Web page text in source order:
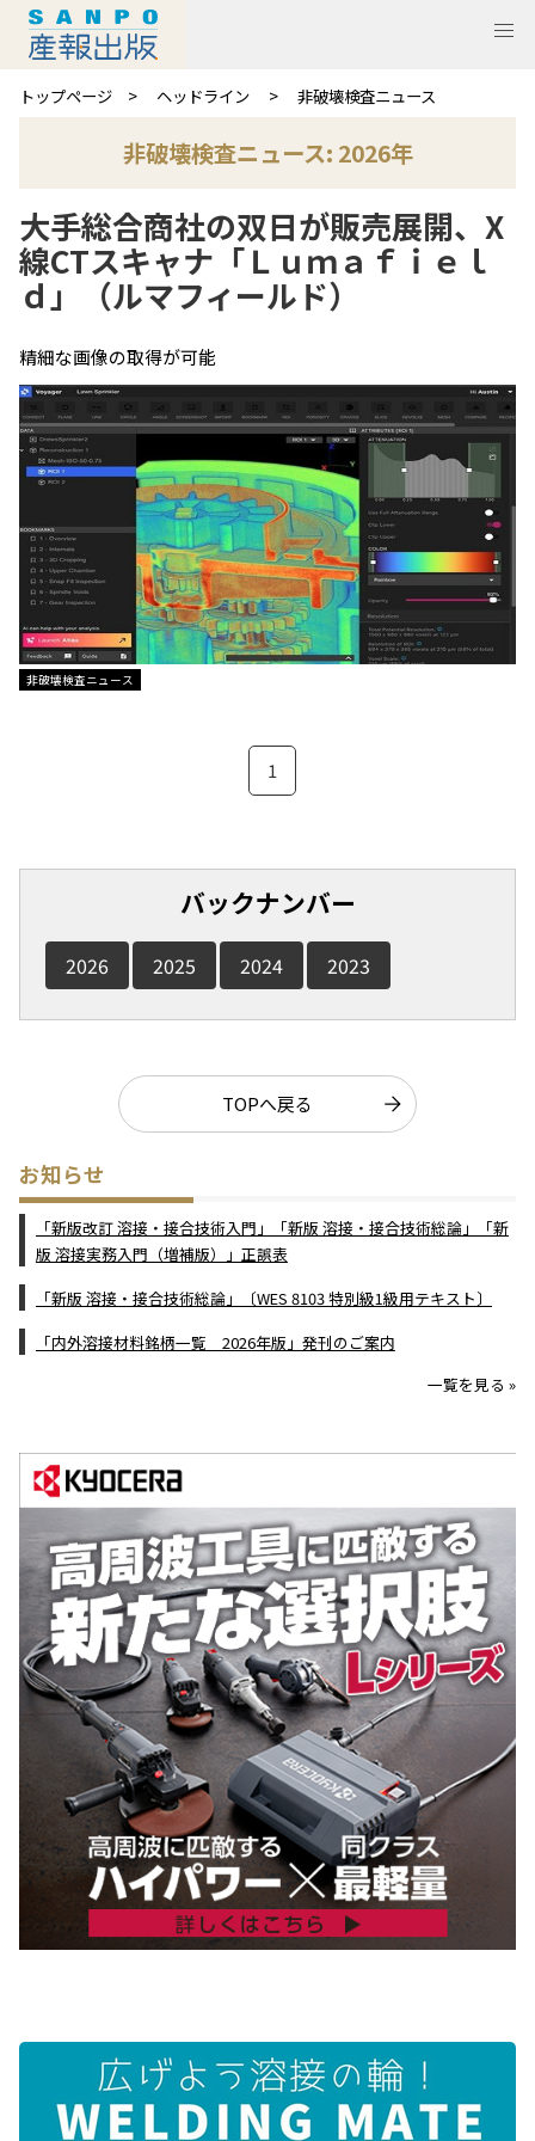
トップページ ヘッドライン 非破壊検査ニュース
非破壊検査ニュース: 2026年
大手総合商社の双日が販売展開、X
線CTスキャナ「Ｌｕｍａｆｉｅｌ
ｄ」（ルマフィールド）
精細な画像の取得が可能
非破壊検査ニュース
1
バックナンバー
2026 2025 2024 2023
TOPへ戻る
お知らせ
「新版改訂 溶接・接合技術入門」「新版 溶接・接合技術総論」「新
版 溶接実務入門（増補版）」正誤表
「新版 溶接・接合技術総論」〔WES 8103 特別級1級用テキスト〕
「内外溶接材料銘柄一覧 2026年版」発刊のご案内
一覧を見る »